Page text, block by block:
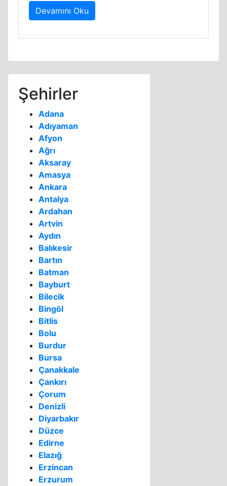
Devamını Oku
Şehirler
Adana
Adıyaman
Afyon
Ağrı
Aksaray
Amasya
Ankara
Antalya
Ardahan
Artvin
Aydın
Balıkesir
Bartın
Batman
Bayburt
Bilecik
Bingöl
Bitlis
Bolu
Burdur
Bursa
Çanakkale
Çankırı
Çorum
Denizli
Diyarbakır
Düzce
Edirne
Elazığ
Erzincan
Erzurum